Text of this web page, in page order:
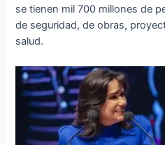
se tienen mil 700 millones de
de seguridad, de obras,
salud.